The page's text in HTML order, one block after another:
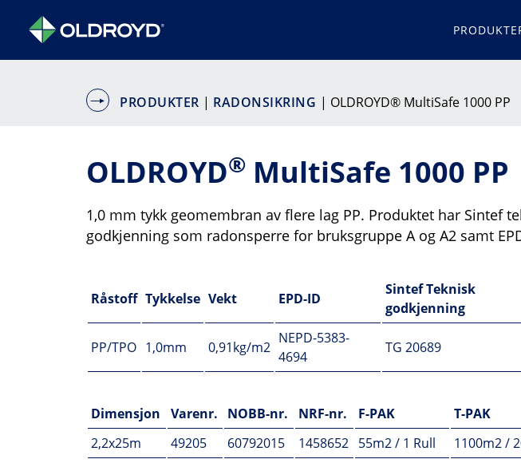
PRODUKTER | RADONSIKRING | OLDROYD® MultiSafe 1000 PP
OLDROYD® MultiSafe 1000 PP
1,0 mm tykk geomembran av flere lag PP. Produktet har Sintef
godkjenning som radonsperre for bruksgruppe A og A2 samt
Råstoff Tykkelse Vekt EPD-ID
Sintef Teknisk
godkjenning
PP/TPO 1,0mm 0,91kg/m2
NEPD-5383-
4694
TG 20689
Dimensjon Varenr. NOBB-nr. NRF-nr. F-PAK
T-PAK
2,2x25m
49205 60792015 1458652 55m2 / 1 Rull
1100m2 /